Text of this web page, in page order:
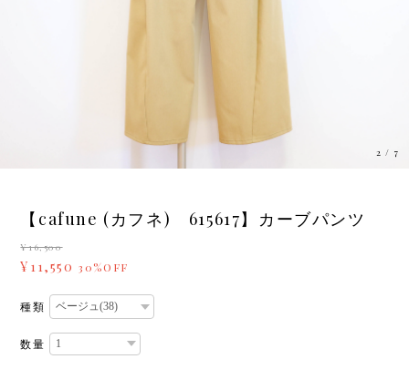
3 / 7
【cafune (カフネ) 615617】カーブパンツ
¥16,500
¥11,550 30%OFF
種類
数量